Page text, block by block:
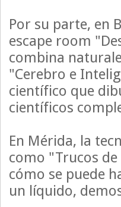
Por su parte, en
escape room
combina
"Cerebro e
científico que
científicos
En Mérida, la
como "Trucos
cómo se puede
un líquido,